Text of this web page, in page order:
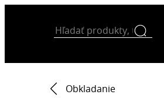
Obkladanie